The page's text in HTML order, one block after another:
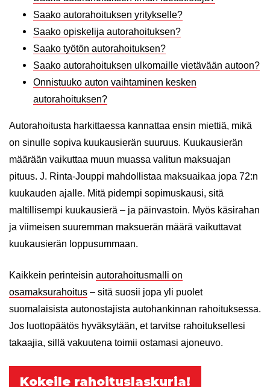
Saako autorahoituksen yritykselle?
Saako opiskelija autorahoituksen?
Saako työtön autorahoituksen?
Saako autorahoituksen ulkomaille vietävään autoon?
Onnistuuko auton vaihtaminen kesken
autorahoituksen?
Autorahoitusta harkittaessa kannattaa ensin miettiä, mikä
on sinulle sopiva kuukausierän suuruus. Kuukausierän
määrään vaikuttaa muun muassa valitun maksuajan
pituus. J. Rinta-Jouppi mahdollistaa maksuaikaa jopa 72:n
kuukauden ajalle. Mitä pidempi sopimuskausi, sitä
maltillisempi kuukausierä – ja päinvastoin. Myös käsirahan
ja viimeisen suuremman maksuerän määrä vaikuttavat
kuukausierän loppusummaan.
Kaikkein perinteisin autorahoitusmalli on
osamaksurahoitus – sitä suosii jopa yli puolet
suomalaisista autonostajista autohankinnan rahoituksessa.
Jos luottopäätös hyväksytään, et tarvitse rahoituksellesi
takaajia, sillä vakuutena toimii ostamasi ajoneuvo.
Kokeile rahoituslaskuria!